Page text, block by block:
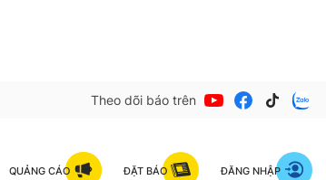
Theo dõi báo trên
QUẢNG CÁO ĐẶT BÁO ĐĂNG NHẬP